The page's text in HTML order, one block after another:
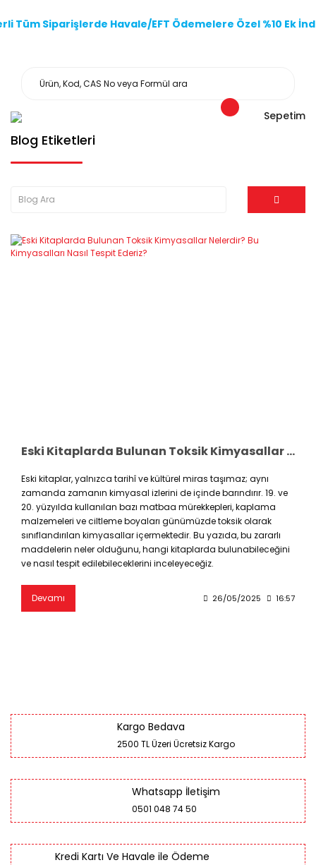
Tüm Siparişlerde Havale/EFT Ödemelere Özel %10 Ek
Sepetim
Blog Etiketleri
Eski Kitaplarda Bulunan Toksik Kimyasallar Nelerdir? Bu Kimyasalları Nasıl Tespit Ederiz?
Eski kitaplar, yalnızca tarihî ve kültürel miras taşımaz; aynı
zamanda zamanın kimyasal izlerini de içinde barındırır. 19. ve
20. yüzyılda kullanılan bazı matbaa mürekkepleri, kaplama
malzemeleri ve ciltleme boyaları günümüzde toksik olarak
sınıflandırılan kimyasallar içermektedir. Bu yazıda, bu zararlı
maddelerin neler olduğunu, hangi kitaplarda bulunabileceğini
ve nasıl tespit edilebileceklerini inceleyeceğiz.
Devamı 26/05/2025 16:57
Kargo Bedava
2500 TL Üzeri Ücretsiz Kargo
Whatsapp İletişim
0501 048 74 50
Kredi Kartı Ve Havale ile Ödeme